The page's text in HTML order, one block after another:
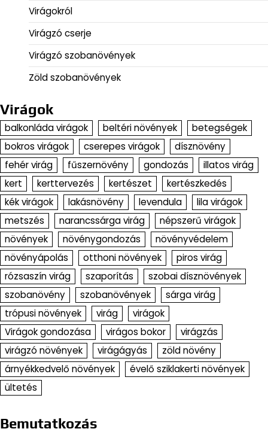
Virágokról
Virágzó cserje
Virágzó szobanövények
Zöld szobanövények
Virágok
balkonláda virágok beltéri növények
betegségek
bokros virágok
cserepes virágok
dísznövény
fehér virág
fűszernövény gondozás
illatos virág
kert
kerttervezés kertészet
kertészkedés
kék virágok
lakásnövény levendula
lila virágok
metszés
narancssárga virág
népszerű virágok
növények
növénygondozás
növényvédelem
növényápolás
otthoni növények
piros virág
rózsaszín virág
szaporítás
szobai dísznövények
szobanövény
szobanövények
sárga virág
trópusi növények
virág
virágok
Virágok gondozása
virágos bokor
virágzás
virágzó növények
virágágyás
zöld növény
árnyékkedvelő növények
évelő sziklakerti növények
ültetés
Bemutatkozás